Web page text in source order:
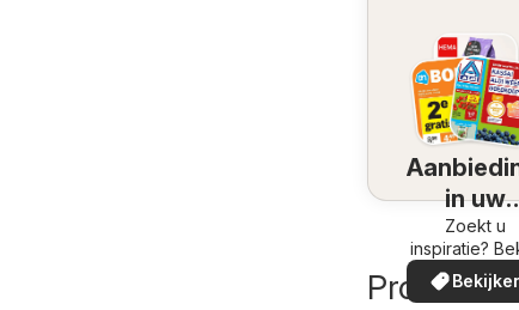
in uw
omgeving
Zoekt u
inspiratie?
de
in uw